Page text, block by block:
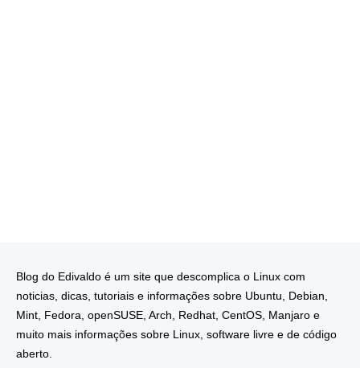
Blog do Edivaldo é um site que descomplica o Linux com
noticias, dicas, tutoriais e informações sobre Ubuntu, Debian,
Mint, Fedora, openSUSE, Arch, Redhat, CentOS, Manjaro e
muito mais informações sobre Linux, software livre e de código
aberto.